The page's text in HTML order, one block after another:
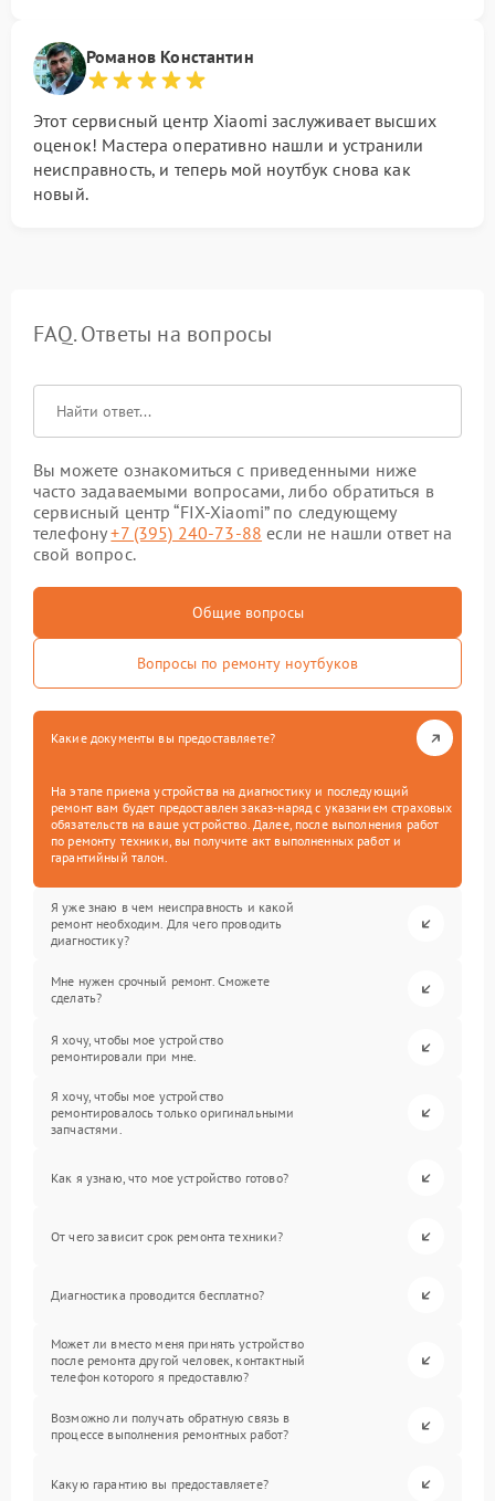
Романов Константин
Этот сервисный центр Xiaomi заслуживает высших
оценок! Мастера оперативно нашли и устранили
неисправность, и теперь мой ноутбук снова как
новый.
FAQ. Ответы на вопросы
Вы можете ознакомиться с приведенными ниже
часто задаваемыми вопросами, либо обратиться в
сервисный центр “FIX-Xiaomi” по следующему
телефону+7 (395) 240-73-88 если не нашли ответ на
свой вопрос.
Общие вопросы
Вопросы по ремонту ноутбуков
Какие документы вы предоставляете?
На этапе приема устройства на диагностику и последующий
ремонт вам будет предоставлен заказ-наряд с указанием страховых
обязательств на ваше устройство. Далее, после выполнения работ
по ремонту техники, вы получите акт выполненных работ и
гарантийный талон.
Я уже знаю в чем неисправность и какой
ремонт необходим. Для чего проводить
диагностику?
Мне нужен срочный ремонт. Сможете
сделать?
Я хочу, чтобы мое устройство
ремонтировали при мне.
Я хочу, чтобы мое устройство
ремонтировалось только оригинальными
запчастями.
Как я узнаю, что мое устройство готово?
От чего зависит срок ремонта техники?
Диагностика проводится бесплатно?
Может ли вместо меня принять устройство
после ремонта другой человек, контактный
телефон которого я предоставлю?
Возможно ли получать обратную связь в
процессе выполнения ремонтных работ?
Какую гарантию вы предоставляете?